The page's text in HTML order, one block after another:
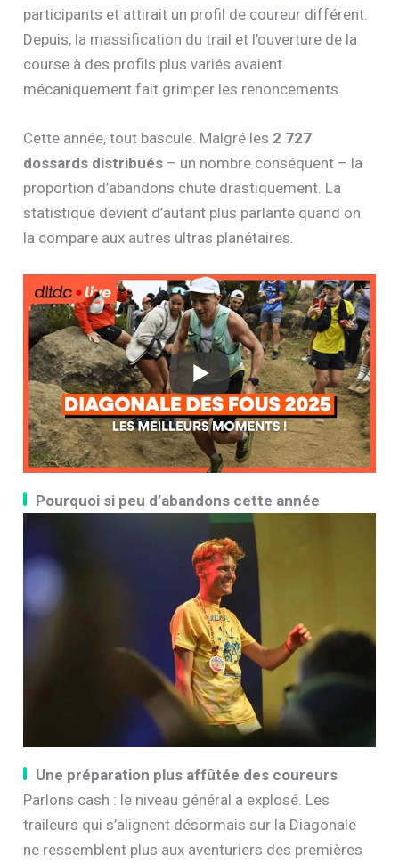
participants et attirait un profil de coureur différent.
Depuis, la massification du trail et l’ouverture de la
course à des profils plus variés avaient
mécaniquement fait grimper les renoncements.
Cette année, tout bascule. Malgré les 2 727
dossards distribués – un nombre conséquent – la
proportion d’abandons chute drastiquement. La
statistique devient d’autant plus parlante quand on
la compare aux autres ultras planétaires.
Pourquoi si peu d’abandons cette année
Une préparation plus affûtée des coureurs
Parlons cash : le niveau général a explosé. Les
traileurs qui s’alignent désormais sur la Diagonale
ne ressemblent plus aux aventuriers des premières